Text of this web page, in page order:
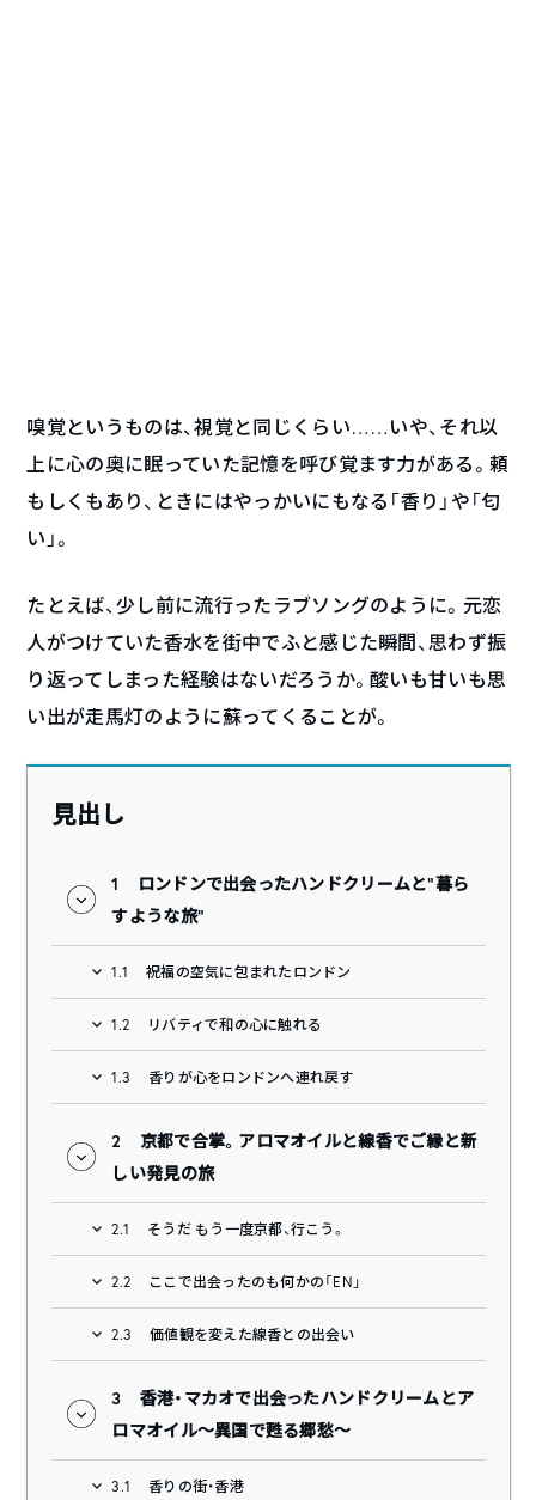
嗅覚というものは、視覚と同じくらい……いや、それ以
上に心の奥に眠っていた記憶を呼び覚ます力がある。頼
もしくもあり、ときにはやっかいにもなる「香り」や「匂
い」。
たとえば、少し前に流行ったラブソングのように。元恋
人がつけていた香水を街中でふと感じた瞬間、思わず振
り返ってしまった経験はないだろうか。酸いも甘いも思
い出が走馬灯のように蘇ってくることが。
見出し
1
ロンドンで出会ったハンドクリームと“暮ら
すような旅”
1.1 祝福の空気に包まれたロンドン
1.2 リバティで和の心に触れる
1.3 香りが心をロンドンへ連れ戻す
2
京都で合掌。アロマオイルと線香でご縁と新
しい発見の旅
2.1 そうだ もう一度京都、行こう。
2.2 ここで出会ったのも何かの「EN」
2.3 価値観を変えた線香との出会い
3
香港・マカオで出会ったハンドクリームとア
ロマオイル〜異国で甦る郷愁〜
3.1 香りの街・香港